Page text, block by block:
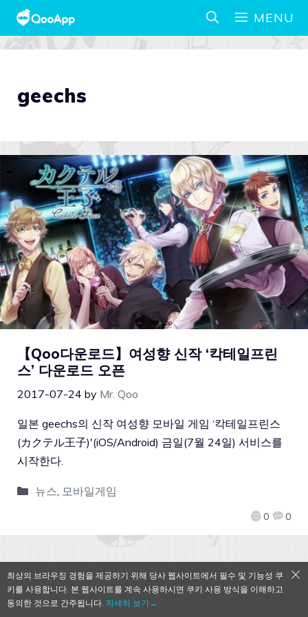
MENU
geechs
【Qoo다운로드】여성향 신작 ‘칵테일프린
스’ 다운로드 오픈
2017-07-24 by Mr. Qoo
0 0
일본 geechs의 신작 여성향 모바일 게임 ‘칵테일프린스
(カクテル王子)'(iOS/Android) 금일(7월 24일) 서비스를
시작한다.
뉴스, 모바일게임
QooApp Limited © 2026
최상의 브라우징 경험을 제공하기 위해 당사 웹사이트에서 필수 및 기능성 쿠
키를 사용합니다. 본 웹사이트를 계속 사용하시면 쿠키 사용 방식을 이해하고
동의한 것으로 간주됩니다. 자세히 보기→